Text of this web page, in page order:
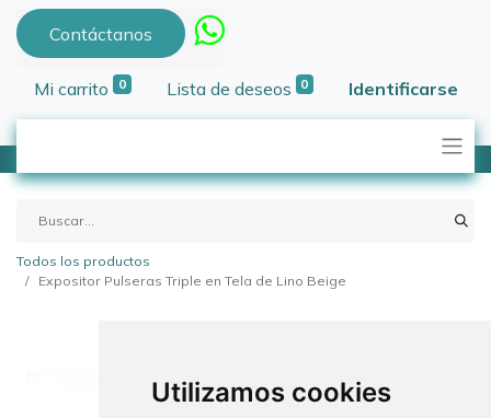
Utilizamos cookies
Contáctanos
Mi carrito 0 Lista de deseos 0 Identificarse
Todos los productos
Expositor Pulseras Triple en Tela de Lino Beige